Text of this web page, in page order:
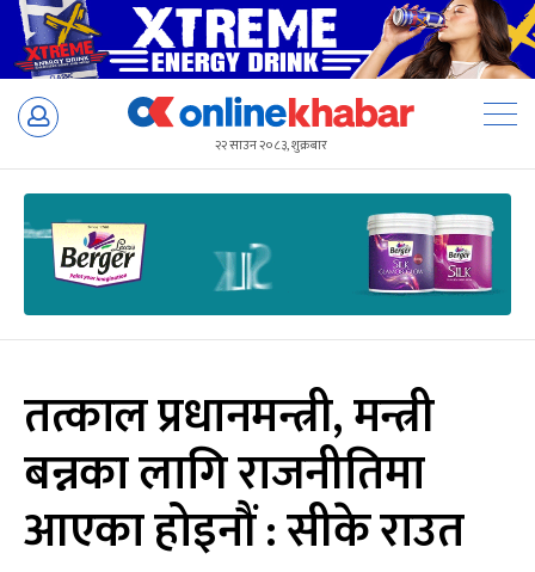
Skip
२२ साउन २०८३, शुक्रबार
तत्काल प्रधानमन्त्री, मन्त्री
बन्नका लागि राजनीतिमा
आएका होइनौं : सीके राउत